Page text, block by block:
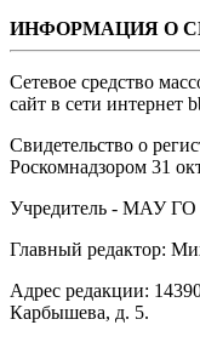
ИНФОРМАЦИЯ О
Сетевое средство
сайт в сети интернет
Свидетельство о
Роскомнадзором 31
Учредитель - МАУ ГО
Главный редактор:
Адрес редакции:
Карбышева, д. 5.